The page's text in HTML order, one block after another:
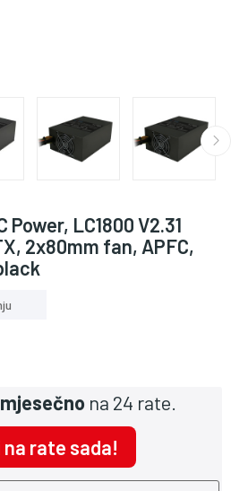
LC1800 V2.31
2x80mm fan, APFC,
mjesečno na 24 rate.
na rate sada!